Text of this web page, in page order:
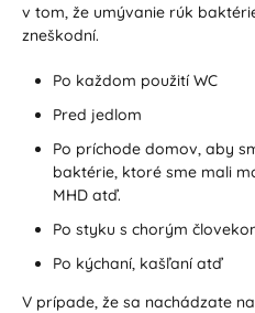
v tom, že umývanie rúk
zneškodní.
Po každom použití WC
Pred jedlom
Po príchode domov, aby
baktérie, ktoré sme mali
MHD atď.
Po styku s chorým
Po kýchaní, kašľaní atď
V prípade, že sa nachádzate